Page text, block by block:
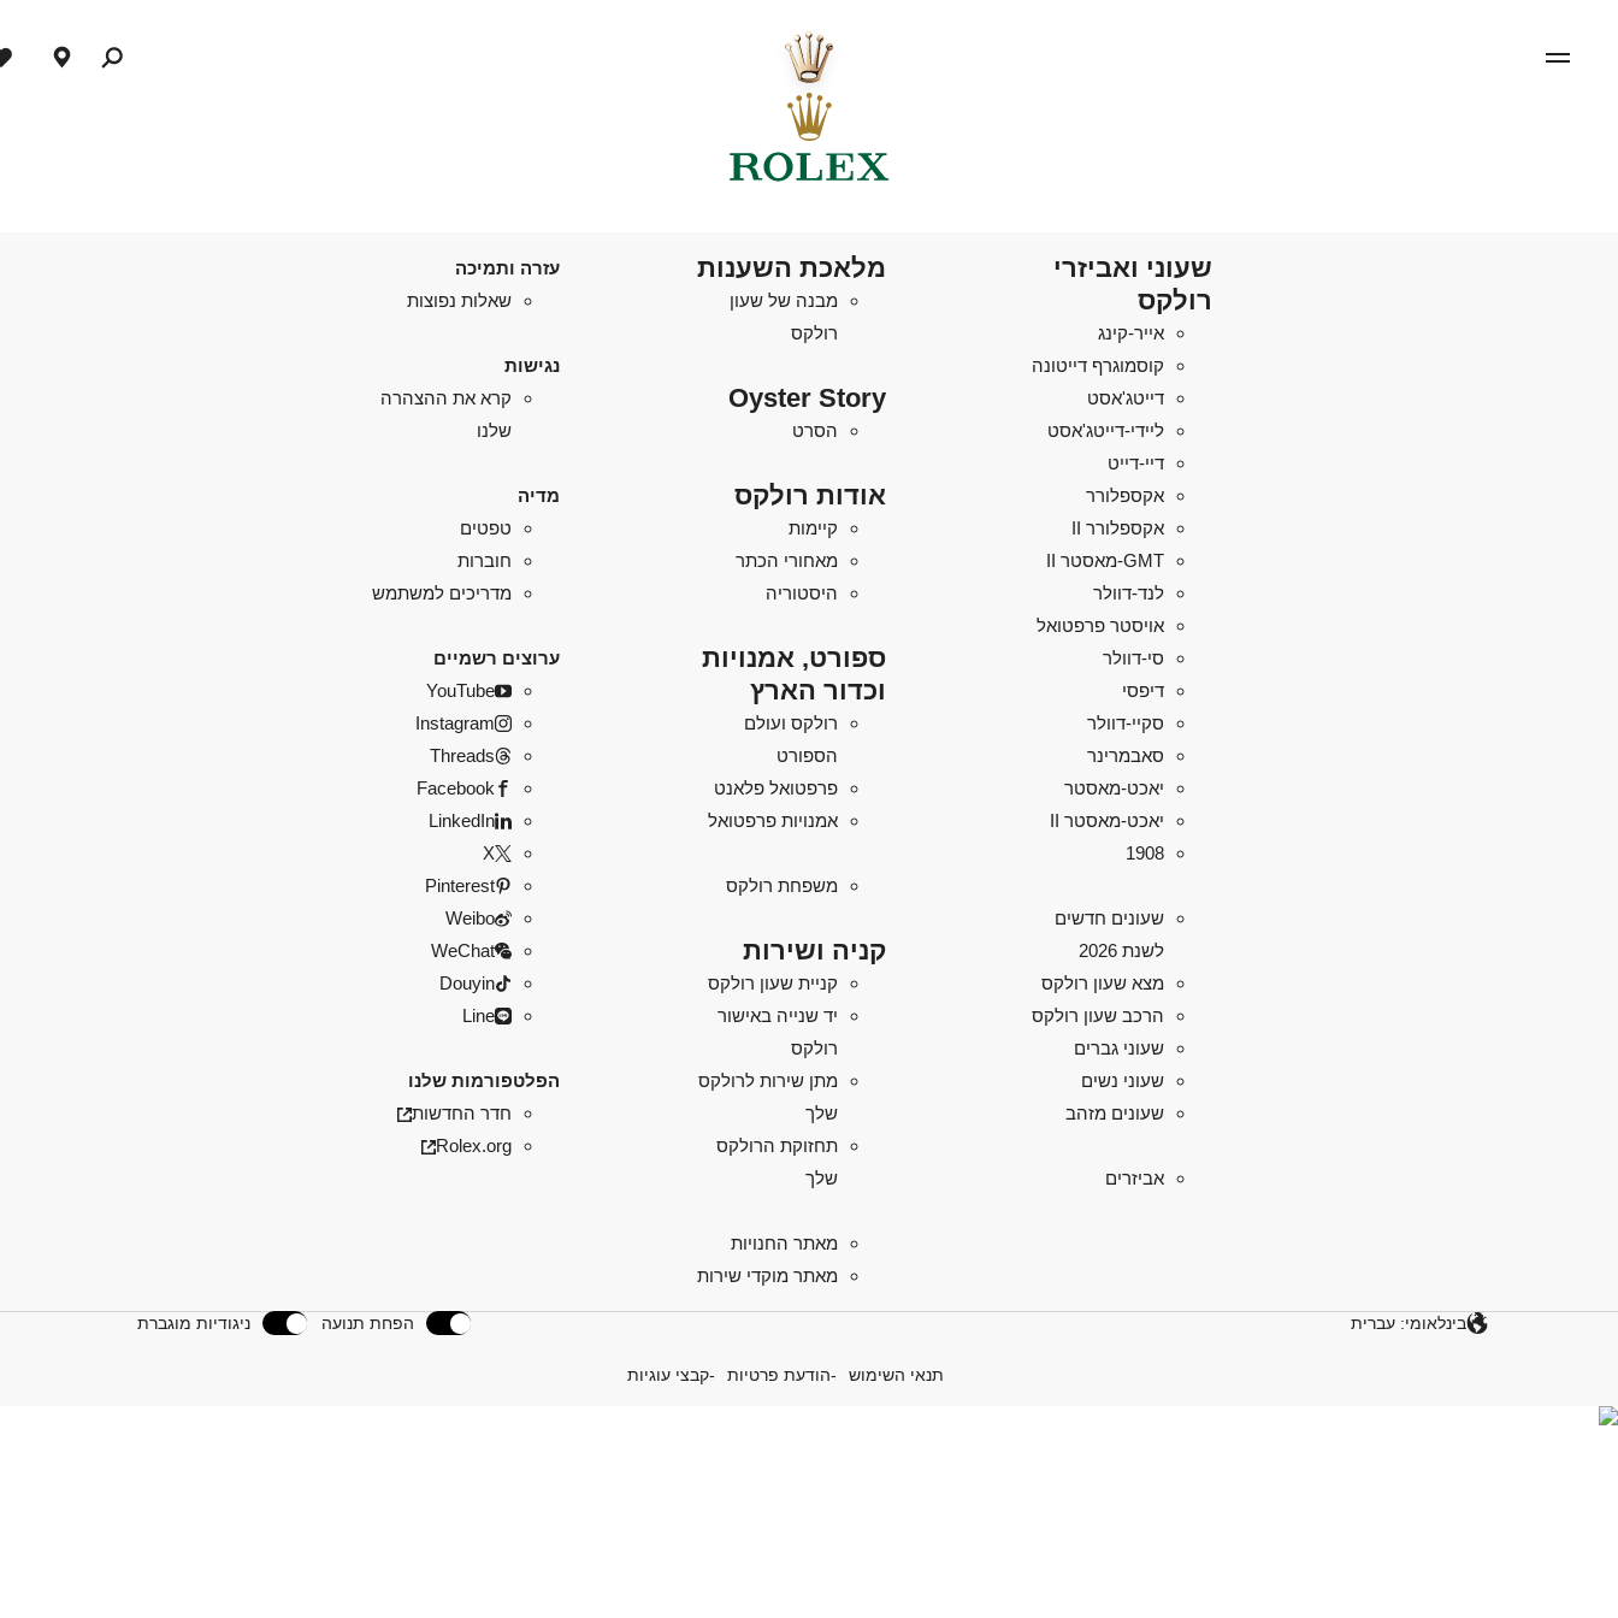
שעוני ואביזרי
רולקס
אייר-קינג
קוסמוגרף דייטונה
דייטג'אסט
ליידי-דייטג'אסט
דיי-דייט
אקספלורר
אקספלורר II
GMT-מאסטר II
לנד-דוולר
אויסטר פרפטואל
סי-דוולר
דיפסי
סקיי-דוולר
סאבמרינר
יאכט-מאסטר
יאכט-מאסטר II
1908
שעונים חדשים
לשנת 2026
מצא שעון רולקס
הרכב שעון רולקס
שעוני גברים
שעוני נשים
שעונים מזהב
אביזרים
מלאכת השענות
מבנה של שעון
רולקס
Oyster Story
הסרט
אודות רולקס
קיימות
מאחורי הכתר
היסטוריה
ספורט, אמנויות
וכדור הארץ
רולקס ועולם
הספורט
פרפטואל פלאנט
אמנויות פרפטואל
משפחת רולקס
קניה ושירות
קניית שעון רולקס
יד שנייה באישור
רולקס
מתן שירות לרולקס
שלך
תחזוקת הרולקס
שלך
מאתר החנויות
מאתר מוקדי שירות
עזרה ותמיכה
שאלות נפוצות
נגישות
קרא את ההצהרה
שלנו
מדיה
טפטים
חוברות
מדריכים למשתמש
ערוצים רשמיים
YouTube
Instagram
Threads
Facebook
LinkedIn
X
Pinterest
Weibo
WeChat
Douyin
Line
הפלטפורמות שלנו
חדר החדשות
Rolex.org
בינלאומי: עברית הפחת תנועה ניגודיות מוגברת
תנאי השימוש הודעת פרטיות קבצי עוגיות